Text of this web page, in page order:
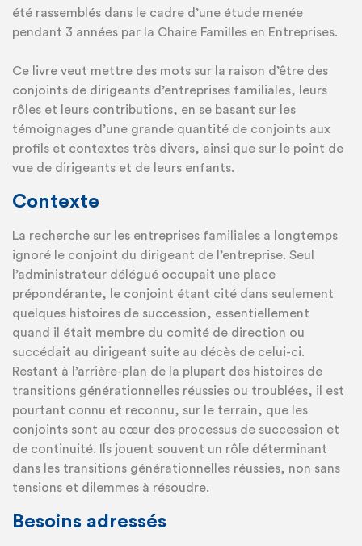
été rassemblés dans le cadre d’une étude menée
pendant 3 années par la Chaire Familles en Entreprises.
Ce livre veut mettre des mots sur la raison d’être des
conjoints de dirigeants d’entreprises familiales, leurs
rôles et leurs contributions, en se basant sur les
témoignages d’une grande quantité de conjoints aux
profils et contextes très divers, ainsi que sur le point de
vue de dirigeants et de leurs enfants.
Contexte
La recherche sur les entreprises familiales a longtemps
ignoré le conjoint du dirigeant de l’entreprise. Seul
l’administrateur délégué occupait une place
prépondérante, le conjoint étant cité dans seulement
quelques histoires de succession, essentiellement
quand il était membre du comité de direction ou
succédait au dirigeant suite au décès de celui-ci.
Restant à l’arrière-plan de la plupart des histoires de
transitions générationnelles réussies ou troublées, il est
pourtant connu et reconnu, sur le terrain, que les
conjoints sont au cœur des processus de succession et
de continuité. Ils jouent souvent un rôle déterminant
dans les transitions générationnelles réussies, non sans
tensions et dilemmes à résoudre.
Besoins adressés